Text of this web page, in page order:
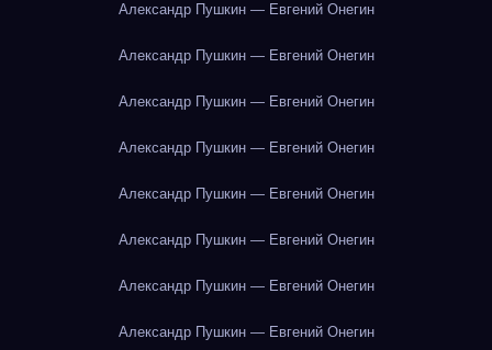
Александр Пушкин — Евгений Онегин
Александр Пушкин — Евгений Онегин
Александр Пушкин — Евгений Онегин
Александр Пушкин — Евгений Онегин
Александр Пушкин — Евгений Онегин
Александр Пушкин — Евгений Онегин
Александр Пушкин — Евгений Онегин
Александр Пушкин — Евгений Онегин